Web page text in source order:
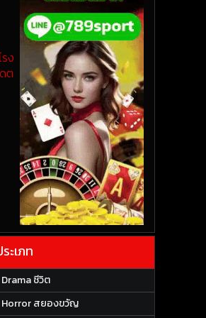
ง
ต
ะเภท
Drama ชีวิต
Horror สยองขวัญ